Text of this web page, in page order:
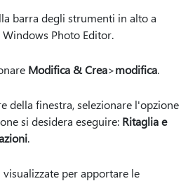
barra degli strumenti in alto a
Photo Editor.
Modifica & Crea>modifica.
della finestra, selezionare l'opzione
si desidera eseguire: Ritaglia e
.
per apportare le